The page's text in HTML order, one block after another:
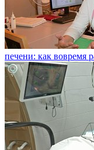
печени: как вовремя